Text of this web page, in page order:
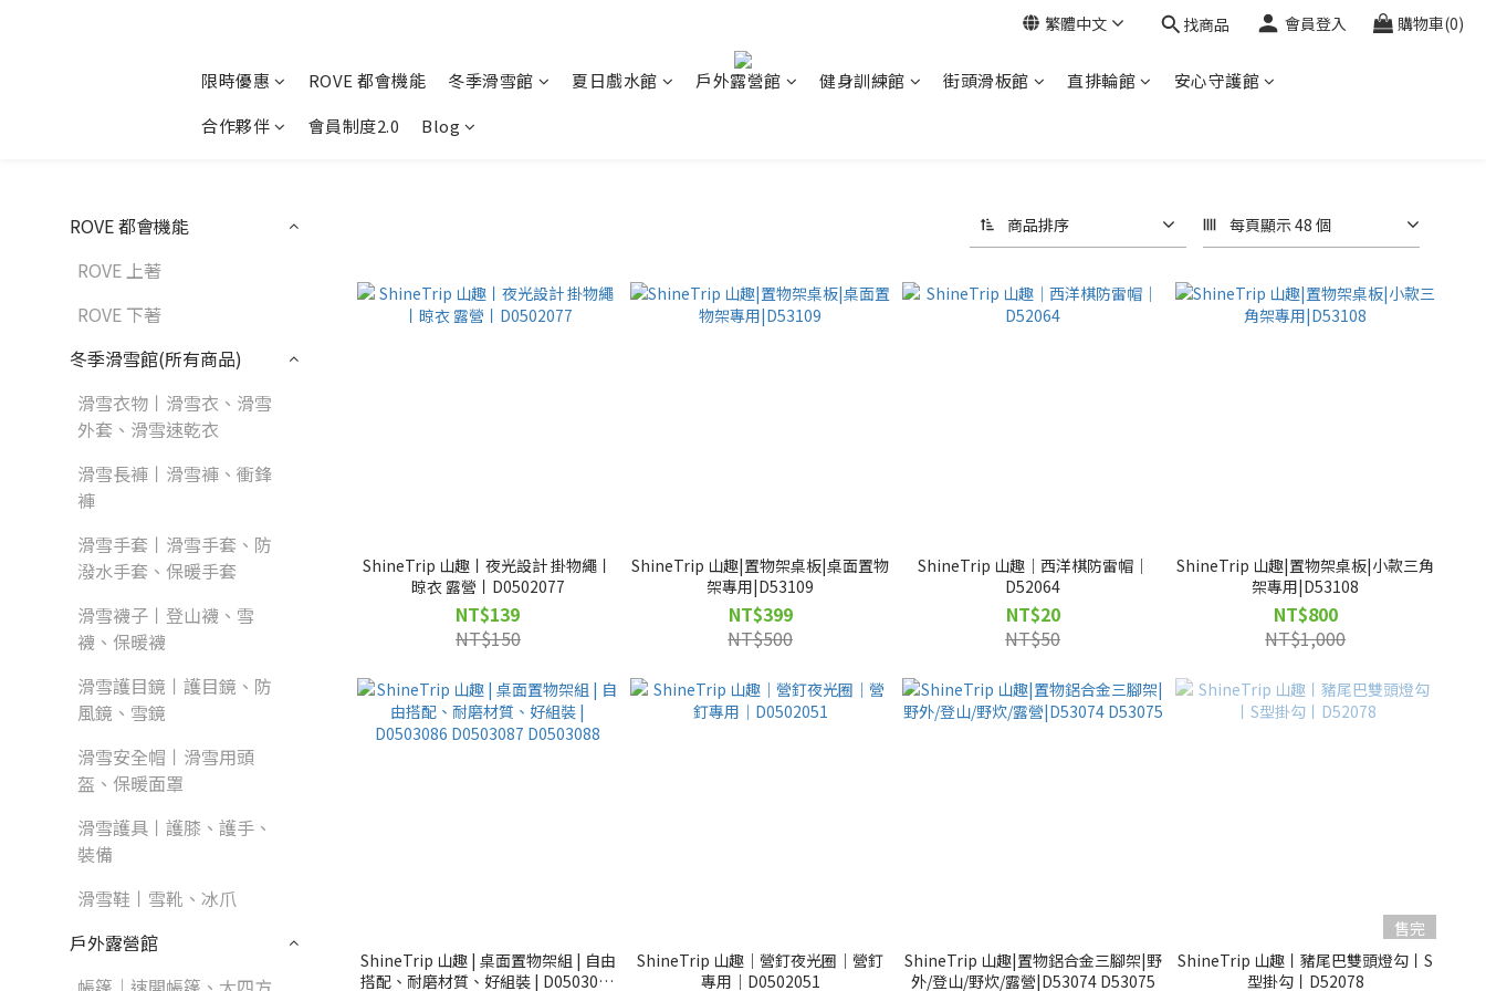
繁體中文 找商品 會員登入 購物車(0)
限時優惠 ROVE 都會機能 冬季滑雪館 夏日戲水館 戶外露營館 健身訓練館 街頭滑板館 直排輪館
安心守護館
合作夥伴
會員制度2.0 Blog
ROVE 都會機能
ROVE 上著
ROVE 下著
冬季滑雪館(所有商品)
滑雪衣物丨滑雪衣、滑雪
外套、滑雪速乾衣
滑雪長褲丨滑雪褲、衝鋒
褲
滑雪手套丨滑雪手套、防
潑水手套、保暖手套
滑雪襪子丨登山襪、雪
襪、保暖襪
滑雪護目鏡丨護目鏡、防
風鏡、雪鏡
滑雪安全帽丨滑雪用頭
盔、保暖面罩
滑雪護具丨護膝、護手、
裝備
滑雪鞋丨雪靴、冰爪
戶外露營館
商品排序 每頁顯示 48 個
ShineTrip 山趣丨夜光設計 掛物繩丨
晾衣 露營丨D0502077
NT$139
NT$150
ShineTrip 山趣|置物架桌板|桌面置物
架專用|D53109
NT$399
NT$500
ShineTrip 山趣｜西洋棋防雷帽｜
D52064
NT$20
NT$50
ShineTrip 山趣|置物架桌板|小款三角
架專用|D53108
NT$800
NT$1,000
ShineTrip 山趣 | 桌面置物架組 | 自由
搭配、耐磨材質、好組裝 | D0503086
ShineTrip 山趣｜營釘夜光圈｜營釘
專用｜D0502051
ShineTrip 山趣|置物鋁合金三腳架|野
外/登山/野炊/露營|D53074 D53075
售完
ShineTrip 山趣丨豬尾巴雙頭燈勾丨S
型掛勾丨D52078